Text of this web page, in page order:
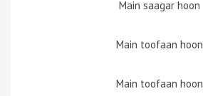
Main saagar hoon
Main toofaan hoon
Main toofaan hoon